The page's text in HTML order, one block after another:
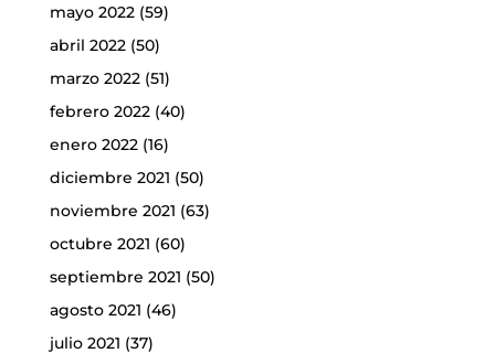
mayo 2022(59)
abril 2022(50)
marzo 2022(51)
febrero 2022(40)
enero 2022(16)
diciembre 2021 (50)
noviembre 2021 (63)
octubre 2021 (60)
septiembre 2021 (50)
agosto 2021 (46)
julio 2021 (37)